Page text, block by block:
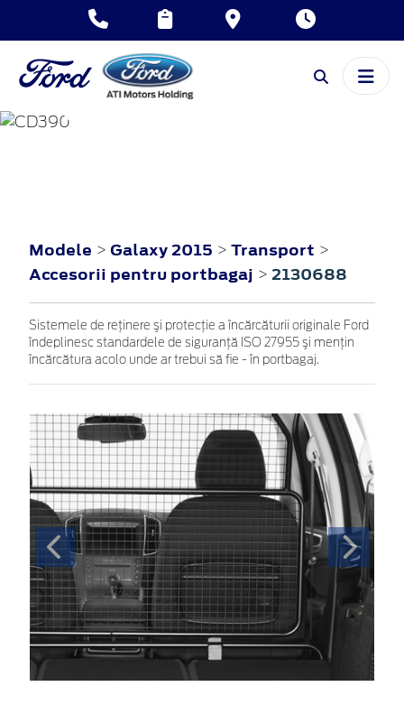
GALAXY
Modele > Galaxy 2015 > Transport >
Accesorii pentru portbagaj > 2130688
Sistemele de reţinere şi protecţie a încărcăturii originale Ford
îndeplinesc standardele de siguranţă ISO 27955 şi menţin
încărcătura acolo unde ar trebui să fie - în portbagaj.